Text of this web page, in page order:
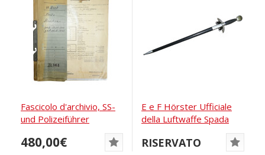
Fascicolo d'archivio, SS-
und Polizeiführer
480,00€
E e F Hörster Ufficiale
della Luftwaffe Spada
RISERVATO